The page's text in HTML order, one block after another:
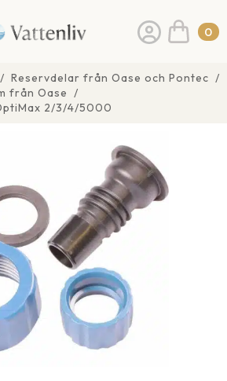
0
Reservdelar från Oase och Pontec
från Oase
2/3/4/5000